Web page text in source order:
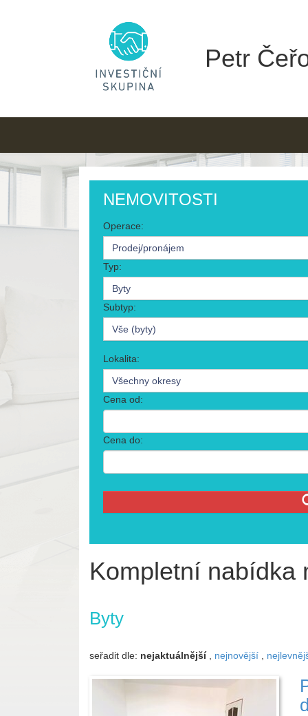
Petr
NEMOVITOSTI
Operace:
Prodej/pronájem
Typ:
Byty
Subtyp:
Vše (byty)
Lokalita:
Všechny okresy
Cena od:
Cena do:
Kompletní nabídka
Byty
seřadit dle: nejaktuálnější nejnovější